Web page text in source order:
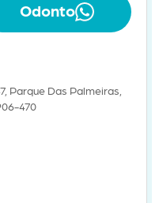
Odonto
Parque Das Palmeiras,
470